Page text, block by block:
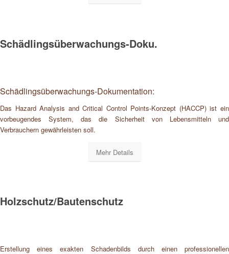
Schädlingsüberwachungs-Doku.
Schädlingsüberwachungs-Dokumentation:
Das Hazard Analysis and Critical Control Points-Konzept (HACCP) ist ein
vorbeugendes System, das die Sicherheit von Lebensmitteln und
Verbrauchern gewährleisten soll.
Mehr Details
Holzschutz/Bautenschutz
Erstellung eines exakten Schadenbilds durch einen professionellen